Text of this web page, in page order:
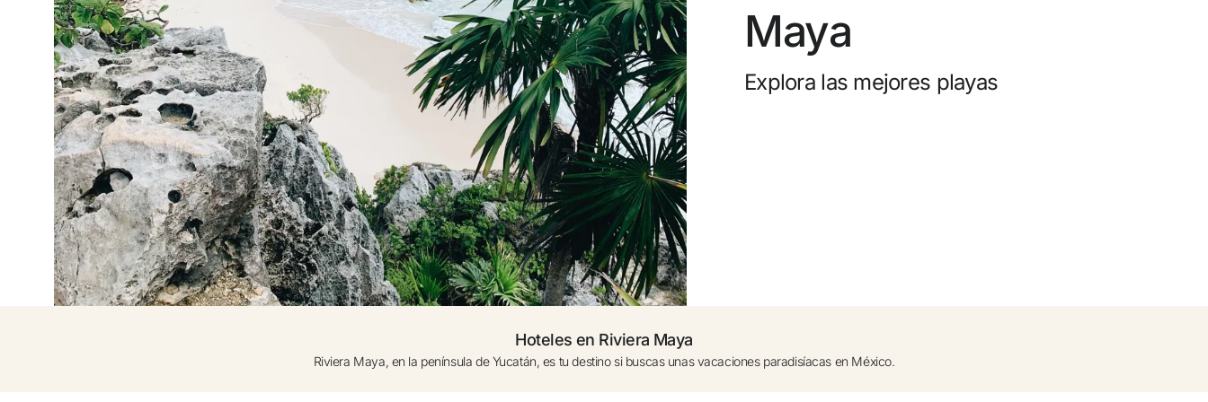
Entra con Google
Iniciar sesión solo con mail
Cancelación gratuita
Gana dinero con tus reservas
0 a 1 año (cuna bajo dispo.)
Añadir otra Habitación +
Maya
Explora las mejores playas
Hoteles en Riviera Maya
Riviera Maya, en la península de Yucatán, es tu destino si buscas unas vacaciones paradisíacas en México.